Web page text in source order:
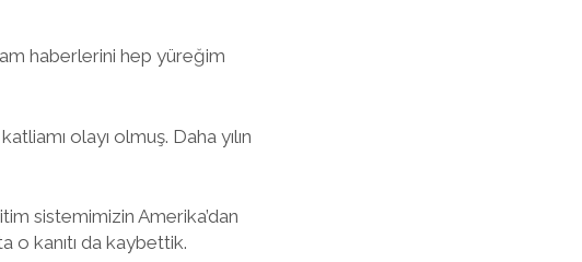
haberlerini hep yüreğim
olayı olmuş. Daha yılın
sistemimizin Amerika’dan
o kanıtı da kaybettik.